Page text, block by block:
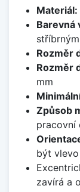
Materiál:
Barevná
Rozměr
Rozměr
mm
Způsob
pracovní
být
zavírá a